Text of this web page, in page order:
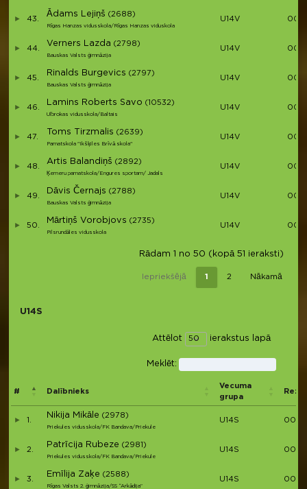
43.
Ādams Lejiņš (2688)
Rīgas Hanzas vidusskola/Rīgas Hanzas viduskola
U14V
44.
Verners Lazda (2798)
Bauskas Valsts ģimnāzija
U14V
45.
Rinalds Burgevics (2797)
Bauskas Valsts ģimnāzija
U14V
46.
Lamins Roberts Savo (10532)
Ulbrokas vidusskola/Baltais
U14V
47.
Toms Tirzmalis (2639)
Pamatskola "Ikšķiles Brīvā skola"
U14V
48.
Artis Balandiņš (2892)
Ķemeru pamatskola/Engures sportam/ Jadals
U14V
49.
Dāvis Černajs (2788)
Bauskas Valsts ģimnāzija
U14V
50.
Mārtiņš Vorobjovs (2735)
Pilsrundāles vidusskola
U14V
Rādam 1 no 50 (kopā 51 ieraksti)
Iepriekšējā 1 2 Nākamā
U14S
Attēlot ierakstus lapā
Meklēt:
# Dalībnieks
Vecuma
grupa
1.
Nikija Mikāle (2978)
Priekules vidusskola/FK Bandava/Priekule
U14S
2.
Patrīcija Rubeze (2981)
Priekules vidusskola/FK Bandava/Priekule
U14S
3.
Emīlija Zaķe (2588)
Rīgas Valsts 2. ģimnāzija/SS “Arkādija”
U14S